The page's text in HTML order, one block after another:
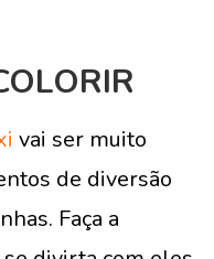
vai ser muito
de diversão
Faça a